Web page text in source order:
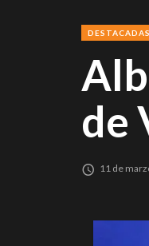
DESTACADAS
de
11 de